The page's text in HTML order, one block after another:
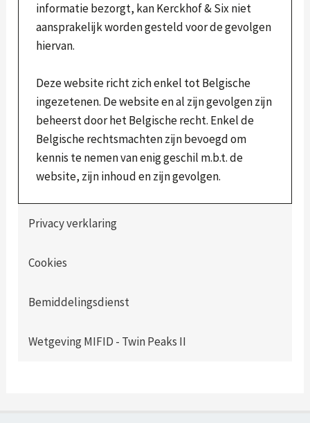
informatie bezorgt, kan Kerckhof & Six niet
aansprakelijk worden gesteld voor de gevolgen
hiervan.
Deze website richt zich enkel tot Belgische
ingezetenen. De website en al zijn gevolgen zijn
beheerst door het Belgische recht. Enkel de
Belgische rechtsmachten zijn bevoegd om
kennis te nemen van enig geschil m.b.t. de
website, zijn inhoud en zijn gevolgen.
Privacy verklaring
Cookies
Bemiddelingsdienst
Wetgeving MIFID - Twin Peaks II